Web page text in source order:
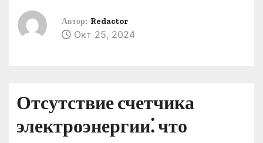
Автор: Redactor
Окт 25, 2024
Отсутствие счетчика
электроэнергии⁚ что